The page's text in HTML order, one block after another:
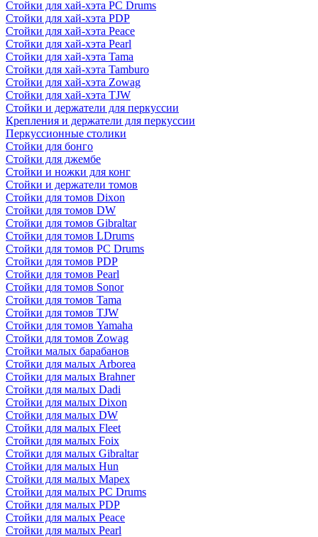
Стойки для хай-хэта PC Drums
Стойки для хай-хэта PDP
Стойки для хай-хэта Peace
Стойки для хай-хэта Pearl
Стойки для хай-хэта Tama
Стойки для хай-хэта Tamburo
Стойки для хай-хэта Zowag
Стойки для хай-хэта TJW
Стойки и держатели для перкуссии
Крепления и держатели для перкуссии
Перкуссионные столики
Стойки для бонго
Стойки для джембе
Стойки и ножки для конг
Стойки и держатели томов
Стойки для томов Dixon
Стойки для томов DW
Стойки для томов Gibraltar
Стойки для томов LDrums
Стойки для томов PC Drums
Стойки для томов PDP
Стойки для томов Pearl
Стойки для томов Sonor
Стойки для томов Tama
Стойки для томов TJW
Стойки для томов Yamaha
Стойки для томов Zowag
Стойки малых барабанов
Стойки для малых Arborea
Стойки для малых Brahner
Стойки для малых Dadi
Стойки для малых Dixon
Стойки для малых DW
Стойки для малых Fleet
Стойки для малых Foix
Стойки для малых Gibraltar
Стойки для малых Hun
Стойки для малых Mapex
Стойки для малых PC Drums
Стойки для малых PDP
Стойки для малых Peace
Стойки для малых Pearl